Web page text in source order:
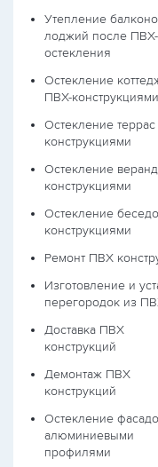
Утепление
лоджий после ПВХ-
остекления
Остекление
ПВХ-конструкциями
Остекление
конструкциями
Остекление
конструкциями
Остекление
конструкциями
Ремонт ПВХ
Изготовление и
перегородок из
Доставка ПВХ
конструкций
Демонтаж ПВХ
конструкций
Остекление
алюминиевыми
профилями